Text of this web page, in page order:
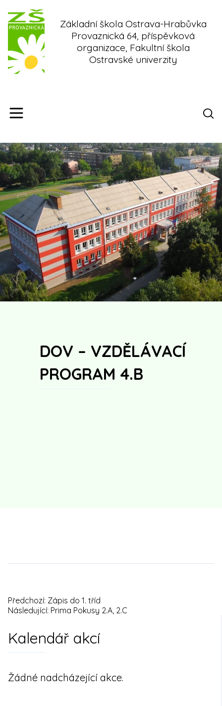
content
Základní škola Ostrava-Hrabůvka
Provaznická 64, příspěvková
organizace, Fakultní škola
Ostravské univerzity
DOV – VZDĚLÁVACÍ
PROGRAM 4.B
Navigace
pro
Předchozí: Zápis do 1. tříd
Následující: Prima Pokusy 2.A, 2.C
Kalendář akcí
Žádné nadcházející akce.